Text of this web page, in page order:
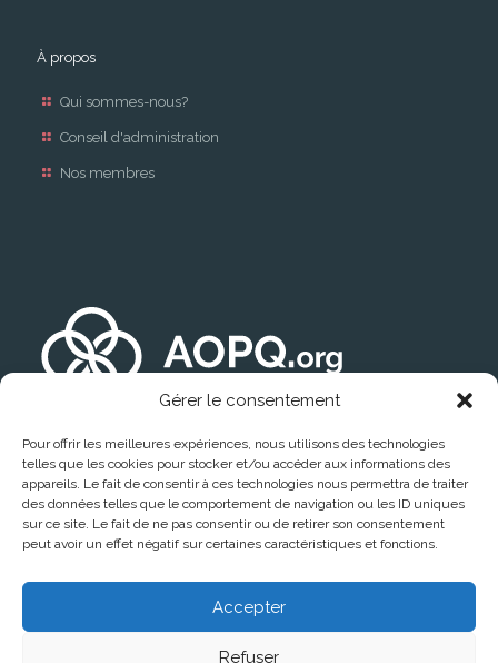
Gérer le consentement
Pour offrir les meilleures expériences, nous utilisons des technologies
telles que les cookies pour stocker et/ou accéder aux informations des
appareils. Le fait de consentir à ces technologies nous permettra de traiter
des données telles que le comportement de navigation ou les ID uniques
sur ce site. Le fait de ne pas consentir ou de retirer son consentement
peut avoir un effet négatif sur certaines caractéristiques et fonctions.
Accepter
Refuser
À propos
Qui sommes-nous?
Conseil d'administration
Nos membres